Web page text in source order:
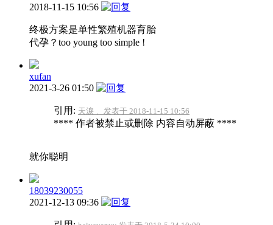
2018-11-15 10:56
终极方案是单性繁殖机器育胎
代孕？too young too simple !
xufan
2021-3-26 01:50
引用: 天淚﹑ 发表于 2018-11-15 10:56
**** 作者被禁止或删除 内容自动屏蔽 ****
就你聪明
18039230055
2021-12-13 09:36